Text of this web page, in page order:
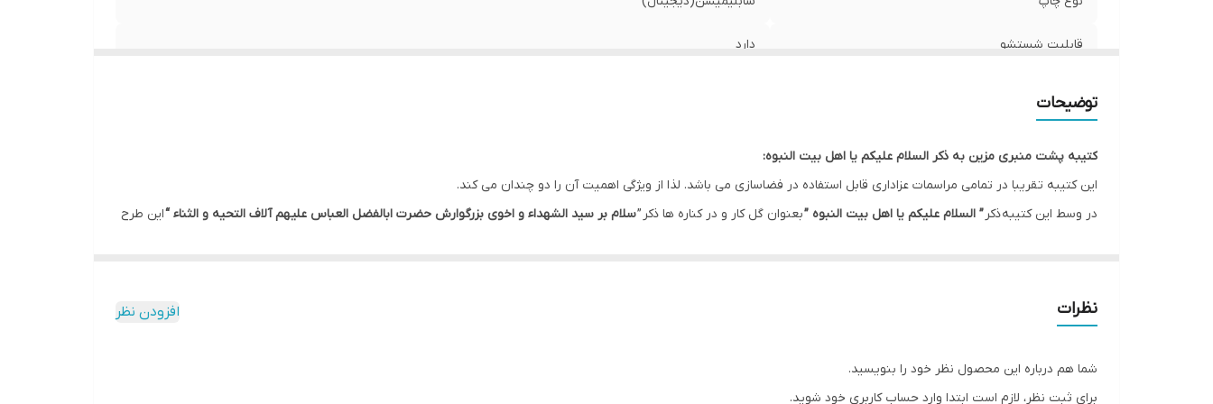
قابلیت شستشو دارد
لبه دوزی دارد
ارسال از
توضیحات
کتیبه پشت منبری مزین به ذکر السلام علیکم یا اهل بیت النبوه:
این کتیبه تقریبا در تمامی مراسمات عزاداری قابل استفاده در فضاسازی می باشد. لذا از ویژگی اهمیت آن را دو چندان می کند.
در وسط این کتیبه ذکر” السلام علیکم یا اهل بیت النبوه ”بعنوان گل کار و در کناره ها ذکر ”سلام بر سید الشهداء و اخوی بزرگوارش حضرت ابالفضل العباس علیهم آلاف التحیه و الثناء “این طرح
* بدلیل آبرفت پارچه حین چاپ، ابعاد تا 4 سانتی متر در هر متر کوچکتر می باشند.
نظرات افزودن نظر
شما هم درباره این محصول نظر خود را بنویسید.
برای ثبت نظر، لازم است ابتدا وارد حساب کاربری خود شوید.